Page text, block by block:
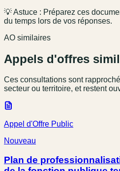
💡 Astuce : Préparez ces
du temps lors de vos réponses.
AO similaires
Appels d'offres
Ces consultations sont
secteur ou territoire, et restent
Appel d'Offre Public
Nouveau
Plan de